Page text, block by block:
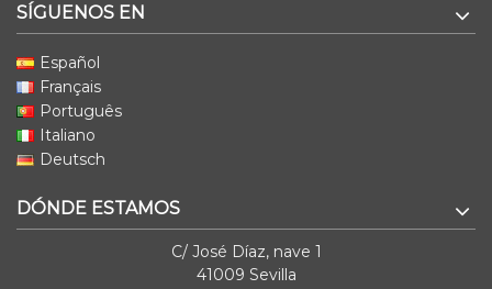
SÍGUENOS EN
Español
Français
Português
Italiano
Deutsch
DÓNDE ESTAMOS
C/ José Díaz, nave 1
41009 Sevilla